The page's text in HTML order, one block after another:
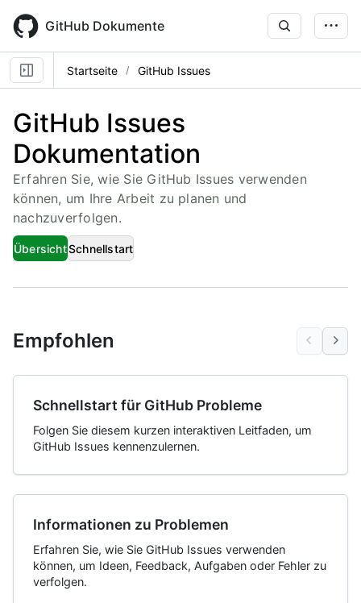
main
content
GitHub Dokumente
Startseite GitHub Issues
GitHub Issues
Dokumentation
Erfahren Sie, wie Sie GitHub Issues verwenden
können, um Ihre Arbeit zu planen und
nachzuverfolgen.
ÜbersichtSchnellstart
Empfohlen
Schnellstart für GitHub Probleme
Folgen Sie diesem kurzen interaktiven Leitfaden, um
GitHub Issues kennenzulernen.
Informationen zu Problemen
Erfahren Sie, wie Sie GitHub Issues verwenden
können, um Ideen, Feedback, Aufgaben oder Fehler zu
verfolgen.